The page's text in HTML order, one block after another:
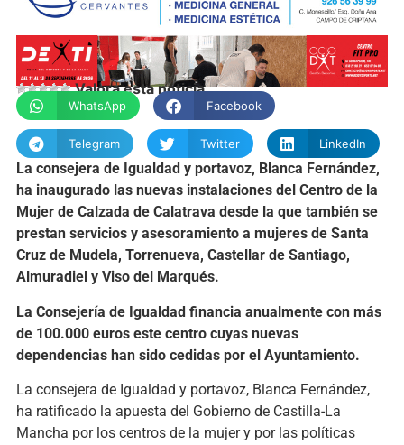
Valora esta noticia
WhatsApp Facebook
Telegram Twitter LinkedIn
La consejera de Igualdad y portavoz, Blanca Fernández,
ha inaugurado las nuevas instalaciones del Centro de la
Mujer de Calzada de Calatrava desde la que también se
prestan servicios y asesoramiento a mujeres de Santa
Cruz de Mudela, Torrenueva, Castellar de Santiago,
Almuradiel y Viso del Marqués.
La Consejería de Igualdad financia anualmente con más
de 100.000 euros este centro cuyas nuevas
dependencias han sido cedidas por el Ayuntamiento.
La consejera de Igualdad y portavoz, Blanca Fernández,
ha ratificado la apuesta del Gobierno de Castilla-La
Mancha por los centros de la mujer y por las políticas